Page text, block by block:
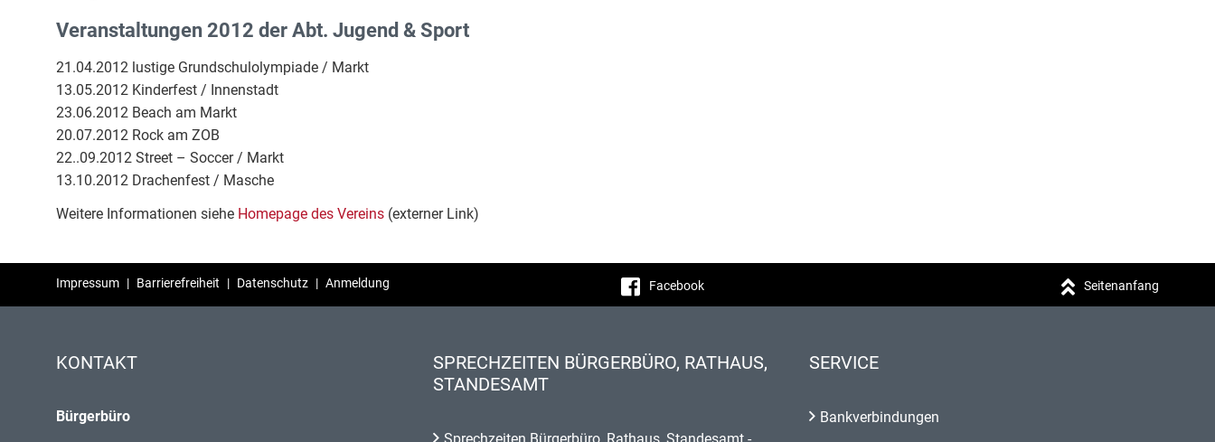
Veranstaltungen 2012 der Abt. Jugend & Sport
21.04.2012 lustige Grundschulolympiade / Markt
13.05.2012 Kinderfest / Innenstadt
23.06.2012 Beach am Markt
20.07.2012 Rock am ZOB
22..09.2012 Street – Soccer / Markt
13.10.2012 Drachenfest / Masche
Weitere Informationen siehe Homepage des Vereins (externer Link)
Impressum | Barrierefreiheit | Datenschutz | Anmeldung Facebook Seitenanfang
KONTAKT
Bürgerbüro
SPRECHZEITEN BÜRGERBÜRO, RATHAUS,
STANDESAMT
SERVICE
Bankverbindungen